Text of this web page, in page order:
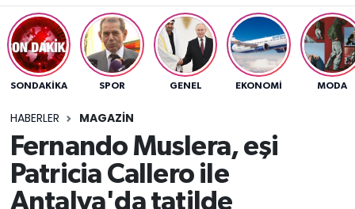
SONDAKIKA SPOR GENEL EKONOMİ MODA
HABERLER MAGAZİN
Fernando Muslera, eşi
Patricia Callero ile
Antalya'da tatilde
SPOR
SAĞLIK
EĞİTİM
SİYASET
MAGAZİN
Trafik Durumu
Süper Lig Puan Durumu ve Fikstür
Tüm Manşetler
Son Dakika Haberleri
Haber Arşivi